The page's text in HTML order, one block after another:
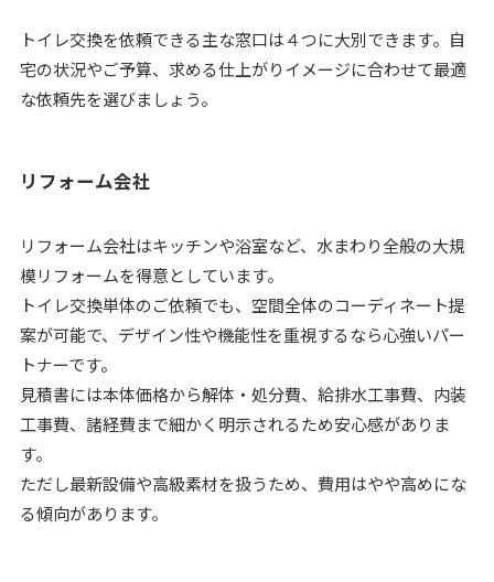
トイレ交換を依頼できる主な窓口は４つに大別できます。自
宅の状況やご予算、求める仕上がりイメージに合わせて最適
な依頼先を選びましょう。
リフォーム会社
リフォーム会社はキッチンや浴室など、水まわり全般の大規
模リフォームを得意としています。
トイレ交換単体のご依頼でも、空間全体のコーディネート提
案が可能で、デザイン性や機能性を重視するなら心強いパー
トナーです。
見積書には本体価格から解体・処分費、給排水工事費、内装
工事費、諸経費まで細かく明示されるため安心感がありま
す。
ただし最新設備や高級素材を扱うため、費用はやや高めにな
る傾向があります。